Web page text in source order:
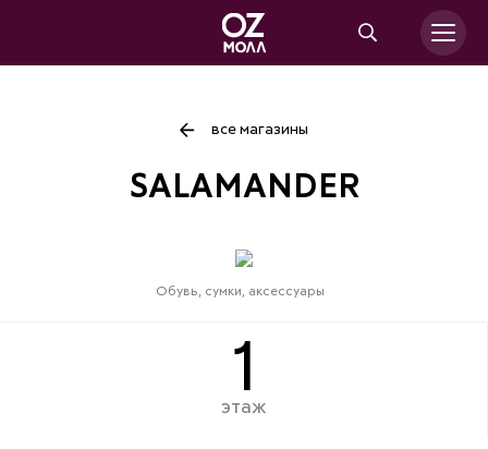
все магазины
SALAMANDER
Обувь, сумки, аксессуары
1
этаж